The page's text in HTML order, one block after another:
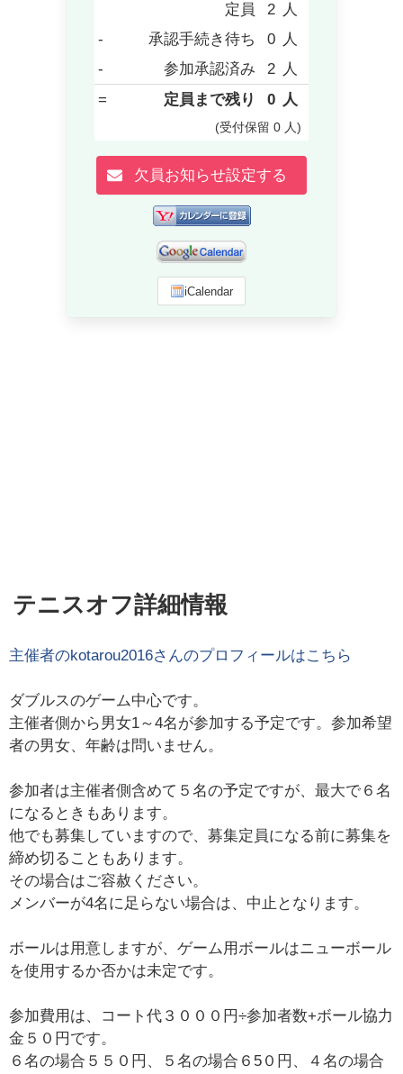
定員 2 人
-
承認手続き待ち 0 人
-
参加承認済み 2 人
=
定員まで残り 0 人
(受付保留 0 人)
欠員お知らせ設定する
iCalendar
テニスオフ詳細情報
主催者のkotarou2016さんのプロフィールはこちら
ダブルスのゲーム中心です。
主催者側から男女1～4名が参加する予定です。参加希望
者の男女、年齢は問いません。
参加者は主催者側含めて５名の予定ですが、最大で６名
になるときもあります。
他でも募集していますので、募集定員になる前に募集を
締め切ることもあります。
その場合はご容赦ください。
メンバーが4名に足らない場合は、中止となります。
ボールは用意しますが、ゲーム用ボールはニューボール
を使用するか否かは未定です。
参加費用は、コート代３０００円÷参加者数+ボール協力
金５０円です。
６名の場合５５０円、５名の場合６5０円、４名の場合